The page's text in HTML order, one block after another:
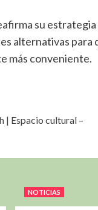
su
alternativas para
más conveniente.
| Espacio cultural –
NOTICIAS